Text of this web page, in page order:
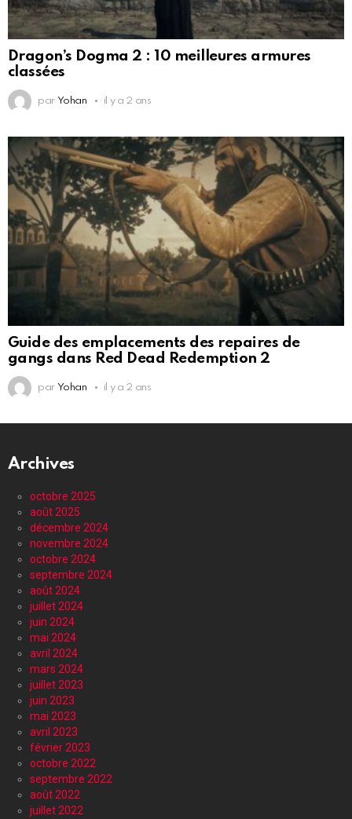
Dragon’s Dogma 2 : 10 meilleures armures
classées
par Yohan il y a 2 ans
Guide des emplacements des repaires de
gangs dans Red Dead Redemption 2
par Yohan il y a 2 ans
Archives
octobre 2025
août 2025
décembre 2024
novembre 2024
octobre 2024
septembre 2024
août 2024
juillet 2024
juin 2024
mai 2024
avril 2024
mars 2024
juillet 2023
juin 2023
mai 2023
avril 2023
février 2023
octobre 2022
septembre 2022
août 2022
juillet 2022